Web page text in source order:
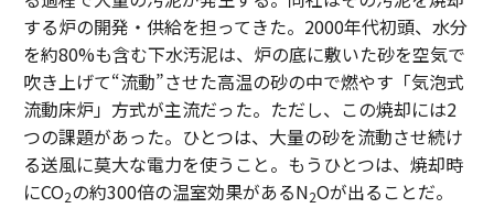
する炉の開発・供給を担ってきた。2000年代初頭、水分
を約80%も含む下水汚泥は、炉の底に敷いた砂を空気で
吹き上げて“流動”させた高温の砂の中で燃やす「気泡式
流動床炉」方式が主流だった。ただし、この焼却には2
つの課題があった。ひとつは、大量の砂を流動させ続け
る送風に莫大な電力を使うこと。もうひとつは、焼却時
にCO2の約300倍の温室効果があるN2Oが出ることだ。